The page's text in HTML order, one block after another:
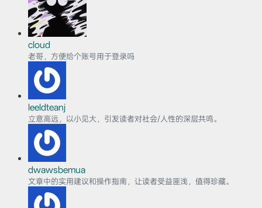
cloud
老哥，方便给个账号用于登录吗
leeldteanj
立意高远，以小见大，引发读者对社会/人性的深层共鸣。
dwawsbemua
文章中的实用建议和操作指南，让读者受益匪浅，值得珍藏。